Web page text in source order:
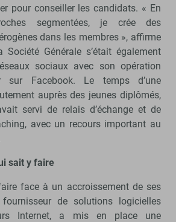
pour conseiller les candidats. « En
segmentées, je crée des
dans les membres », affirme
Société Générale s’était également
sociaux avec son opération
sur Facebook. Le temps d’une
auprès des jeunes diplômés,
servi de relais d’échange et de
avec un recours important au
sait y faire
face à un accroissement de ses
de solutions logicielles
Internet, a mis en place une